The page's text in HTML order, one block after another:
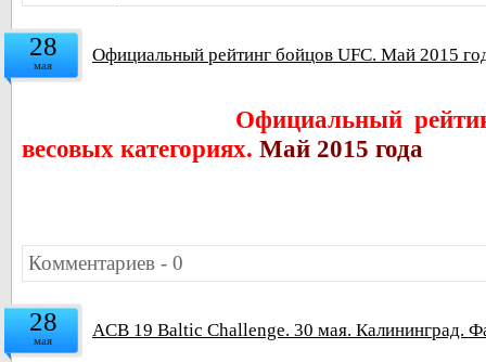
28
мая Официальный рейтинг бойцов UFC. Май 2015
Официальный
весовых категориях. Май 2015 года
Комментариев - 0
28
мая ACB 19 Baltic Challenge. 30 мая. Калининград.